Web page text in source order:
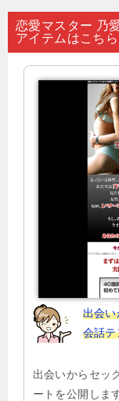
ナ
ビ
恋愛マスター 乃
アイテムはこちら
出会
会話
出会いからセッ
ートを公開しま